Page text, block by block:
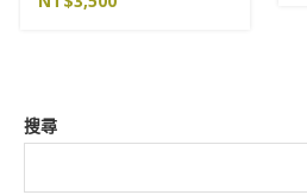
搜尋